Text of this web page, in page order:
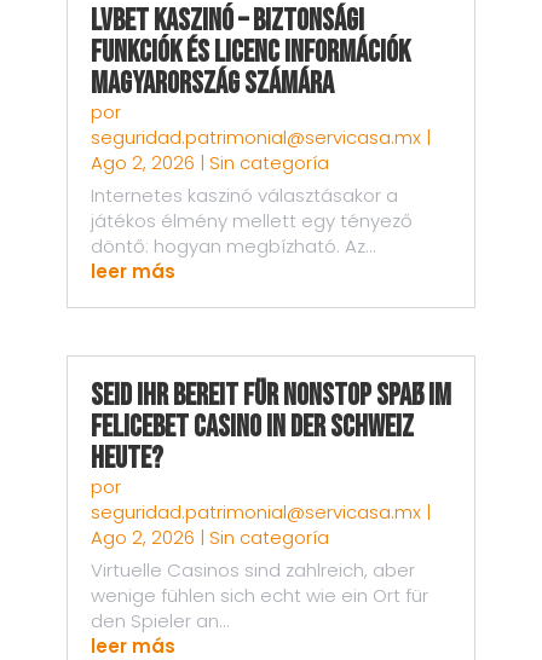
LVBet kaszinó – Biztonsági
funkciók és licenc információk
Magyarország számára
por
seguridad.patrimonial@servicasa.mx|
Ago 2, 2026 | Sin categoría
Internetes kaszinó választásakor a
játékos élmény mellett egy tényező
döntő: hogyan megbízható. Az...
leer más
Seid ihr bereit für nonstop Spaß im
Felicebet Casino in der Schweiz
heute?
por
seguridad.patrimonial@servicasa.mx|
Ago 2, 2026 | Sin categoría
Virtuelle Casinos sind zahlreich, aber
wenige fühlen sich echt wie ein Ort für
den Spieler an...
leer más